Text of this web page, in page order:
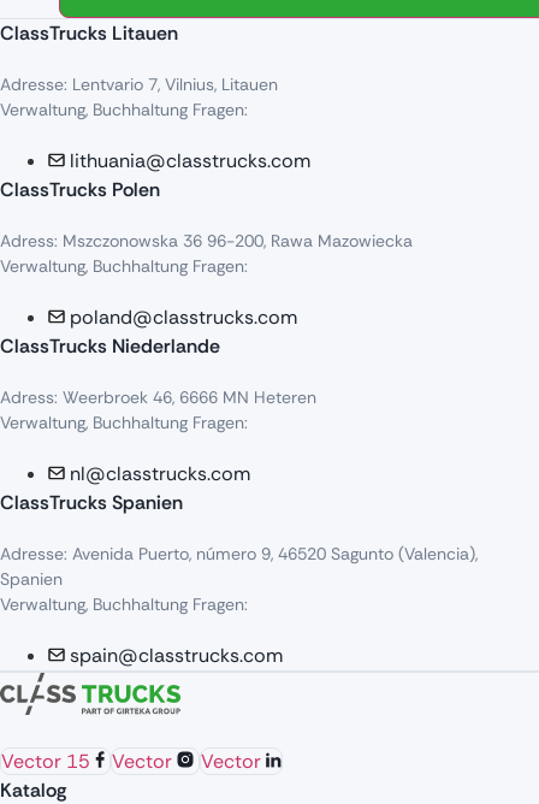
ClassTrucks Litauen
Adresse: Lentvario 7, Vilnius, Litauen
Verwaltung, Buchhaltung Fragen:
lithuania@classtrucks.com
ClassTrucks Polen
Adress: Mszczonowska 36 96-200, Rawa Mazowiecka
Verwaltung, Buchhaltung Fragen:
poland@classtrucks.com
ClassTrucks Niederlande​
Adress: Weerbroek 46, 6666 MN Heteren
Verwaltung, Buchhaltung Fragen:
nl@classtrucks.com
ClassTrucks Spanien
Adresse: Avenida Puerto, número 9, 46520 Sagunto (Valencia),
Spanien
Verwaltung, Buchhaltung Fragen:
spain@classtrucks.com
Vector 15 Vector
Vector
Katalog